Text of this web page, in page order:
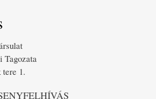
Tagozata
tere 1.